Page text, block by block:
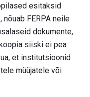
esitaksid
FERPA neile
dokumente,
siiski ei pea
et institutsioonid
müüjatele või